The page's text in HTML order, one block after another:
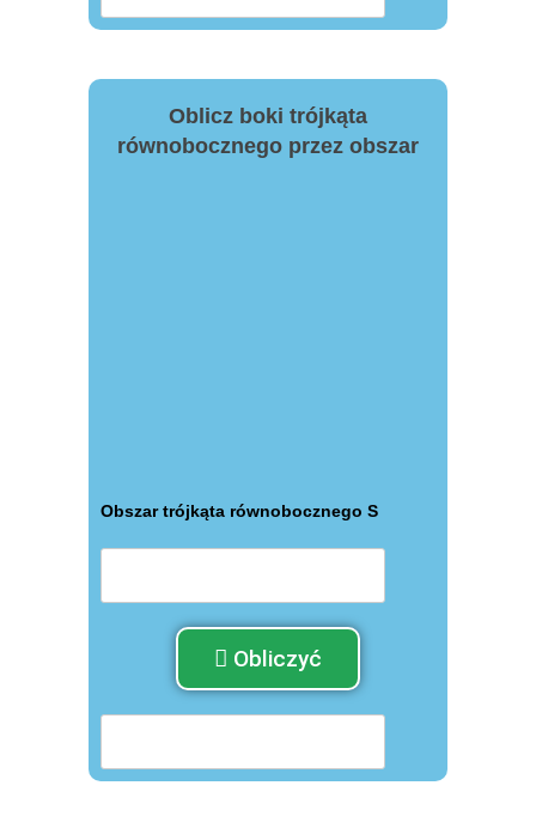
Oblicz boki trójkąta
równobocznego przez obszar
Obszar trójkąta równobocznego S
Obliczyć